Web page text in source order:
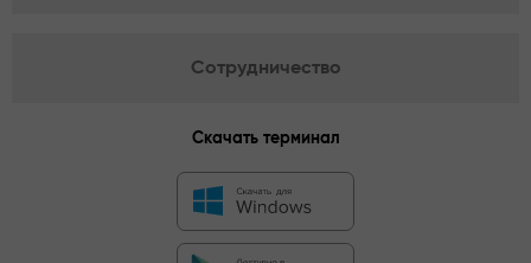
Сотрудничество
Скачать терминал